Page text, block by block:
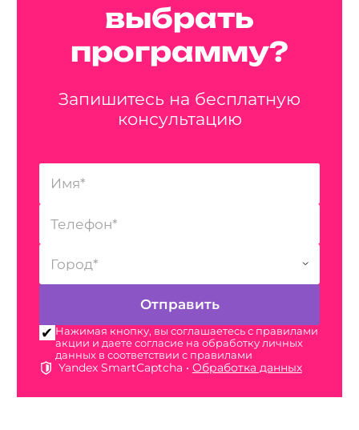
выбрать
программу?
Запишитесь на бесплатную
консультацию
Нажимая кнопку, вы соглашаетесь с правилами
акции и даете согласие на обработку личных
данных в соответствии с правилами
Yandex SmartCaptcha • Обработка данных